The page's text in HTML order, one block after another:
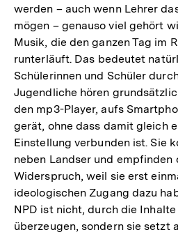
werden – auch wenn Lehrer
mögen – genauso viel gehört
Musik, die den ganzen Tag im
runterläuft. Das bedeutet
Schülerinnen und Schüler
Jugendliche hören
den mp3-Player, aufs
gerät, ohne dass damit gleich
Einstellung verbunden ist. Sie
neben Landser und empfinden
Widerspruch, weil sie erst
ideologischen Zugang dazu
NPD ist nicht, durch die
überzeugen, sondern sie setzt